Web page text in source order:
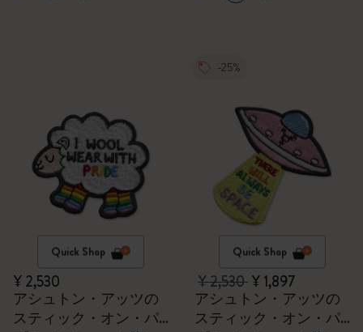
Quick Shop
¥ 2,530
アシュトン・アッツの
スティック・オン・パ
-25%
Quick Shop
¥ 2,530¥ 1,897
アシュトン・アッツの
スティック・オン・パ